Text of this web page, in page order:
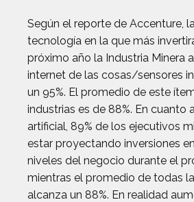
Según el reporte de Accenture,
tecnología en la que más
próximo año la Industria Minera
internet de las cosas/sensores
un 95%. El promedio de este
industrias es de 88%. En cuanto
artificial, 89% de los ejecutivos
estar proyectando inversiones
niveles del negocio durante el
mientras el promedio de todas
alcanza un 88%. En realidad